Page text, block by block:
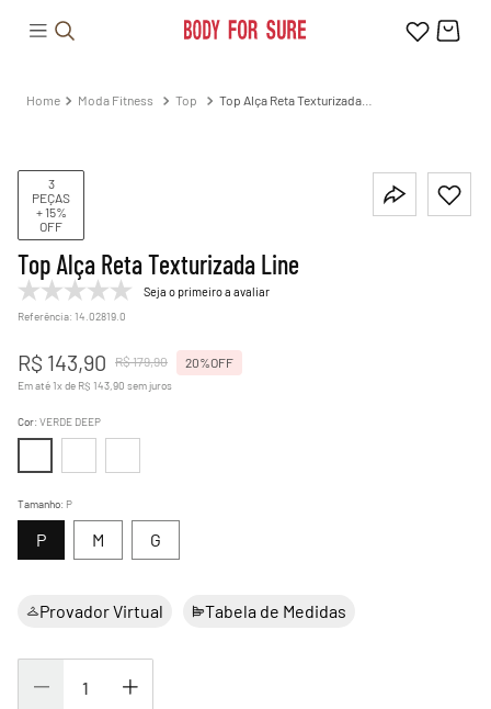
Moda Fitness Top
Top Alça Reta Texturizada
3
PEÇAS
+ 15%
OFF
Top Alça Reta Texturizada Line
Seja o primeiro a avaliar
Referência: 14.02819.0
R$ 143,90 R$179,90 20%OFF
Em até 1x de R$ 143 90 sem juros
Tamanho: P
G
M
P
Cor: VERDE DEEP
Provador Virtual Tabela de Medidas